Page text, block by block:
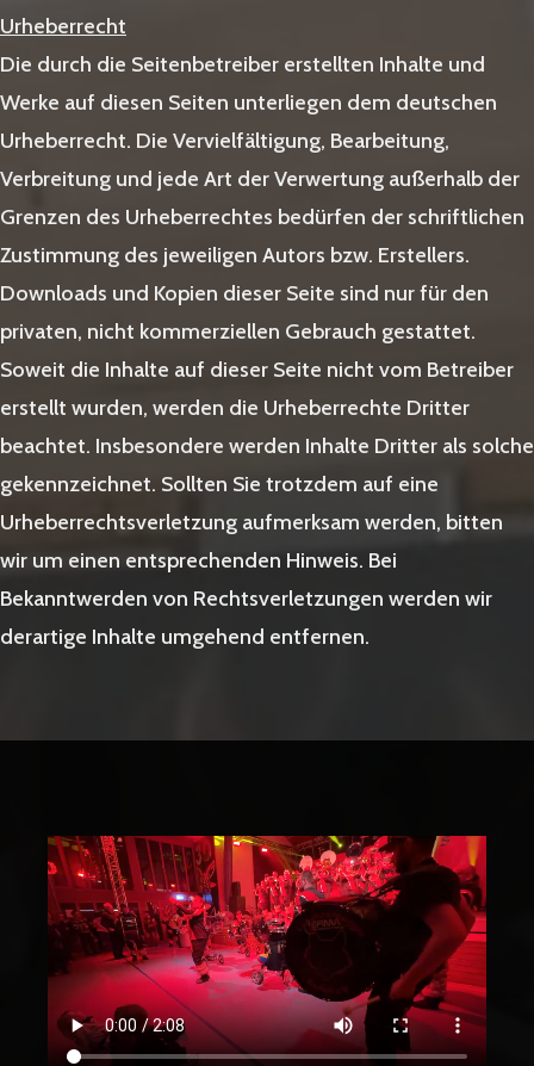
Urheberrecht
Die durch die Seitenbetreiber erstellten Inhalte und
Werke auf diesen Seiten unterliegen dem deutschen
Urheberrecht. Die Vervielfältigung, Bearbeitung,
Verbreitung und jede Art der Verwertung außerhalb der
Grenzen des Urheberrechtes bedürfen der schriftlichen
Zustimmung des jeweiligen Autors bzw. Erstellers.
Downloads und Kopien dieser Seite sind nur für den
privaten, nicht kommerziellen Gebrauch gestattet.
Soweit die Inhalte auf dieser Seite nicht vom Betreiber
erstellt wurden, werden die Urheberrechte Dritter
beachtet. Insbesondere werden Inhalte Dritter als solche
gekennzeichnet. Sollten Sie trotzdem auf eine
Urheberrechtsverletzung aufmerksam werden, bitten
wir um einen entsprechenden Hinweis. Bei
Bekanntwerden von Rechtsverletzungen werden wir
derartige Inhalte umgehend entfernen.